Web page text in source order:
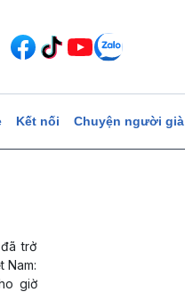
Kết nối Chuyện người già
trở
Nam:
giờ